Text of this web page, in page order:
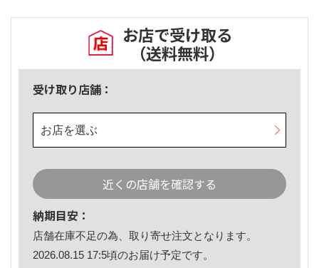
お店で受け取る
（送料無料）
受け取り店舗：
お店を選ぶ
近くの店舗を確認する
納期目安：
店舗在庫不足の為、取り寄せ注文となります。
2026.08.15 17:5頃のお届け予定です。